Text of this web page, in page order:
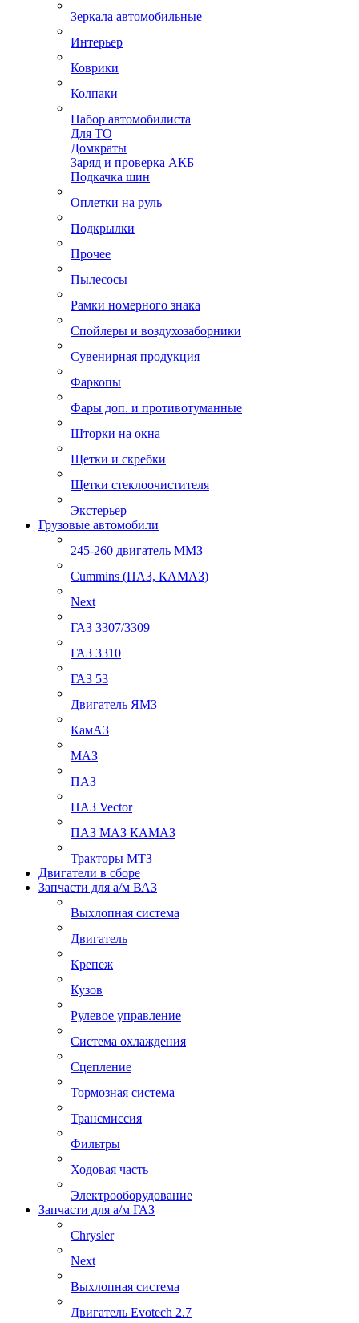
Зеркала автомобильные
Интерьер
Коврики
Колпаки
Набор автомобилиста
Для ТО
Домкраты
Заряд и проверка АКБ
Подкачка шин
Оплетки на руль
Подкрылки
Прочее
Пылесосы
Рамки номерного знака
Спойлеры и воздухозаборники
Сувенирная продукция
Фаркопы
Фары доп. и противотуманные
Шторки на окна
Щетки и скребки
Щетки стеклоочистителя
Экстерьер
Грузовые автомобили
245-260 двигатель ММЗ
Cummins (ПАЗ, КАМАЗ)
Next
ГАЗ 3307/3309
ГАЗ 3310
ГАЗ 53
Двигатель ЯМЗ
КамАЗ
МАЗ
ПАЗ
ПАЗ Vector
ПАЗ МАЗ КАМАЗ
Тракторы МТЗ
Двигатели в сборе
Запчасти для а/м ВАЗ
Выхлопная система
Двигатель
Крепеж
Кузов
Рулевое управление
Система охлаждения
Сцепление
Тормозная система
Трансмиссия
Фильтры
Ходовая часть
Электрооборудование
Запчасти для а/м ГАЗ
Chrysler
Next
Выхлопная система
Двигатель Evotech 2.7